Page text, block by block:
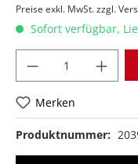
Preise exkl. MwSt. zzgl.
Sofort verfügbar,
Merken
Produktnummer: